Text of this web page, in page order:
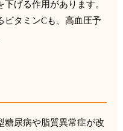
げる作用があります。
ビタミンCも、高血圧予
糖尿病や脂質異常症が改